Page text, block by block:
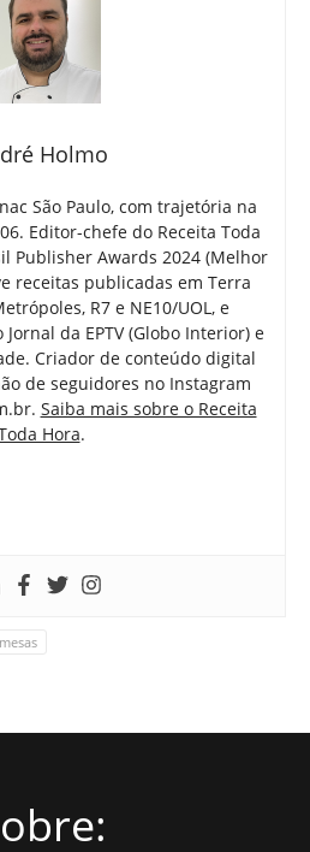
Holmo
São Paulo, com trajetória na
Editor-chefe do Receita Toda
Publisher Awards 2024 (Melhor
receitas publicadas em Terra
R7 e NE10/UOL, e
da EPTV (Globo Interior) e
Criador de conteúdo digital
de seguidores no Instagram
Saiba mais sobre o Receita
Hora.